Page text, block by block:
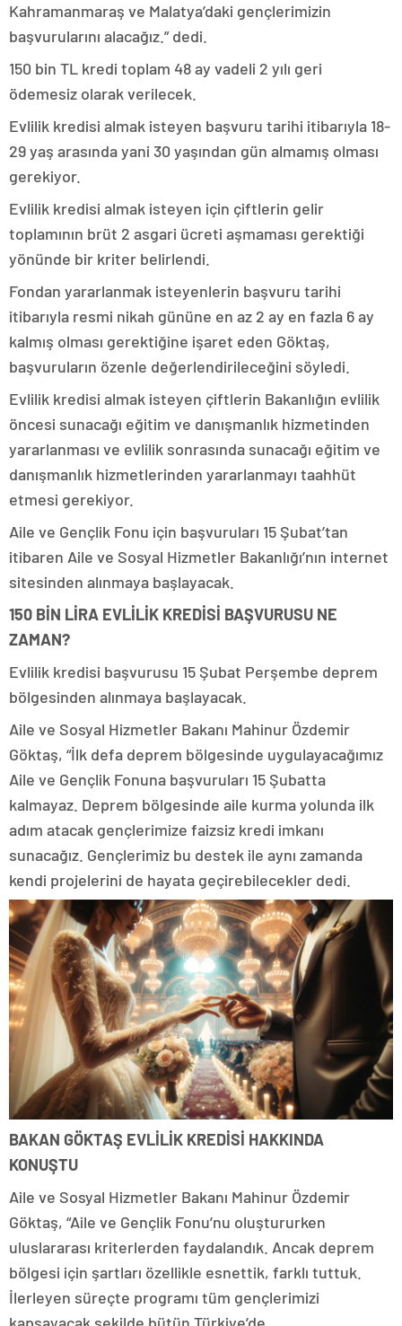
Kahramanmaraş ve Malatya’daki gençlerimizin
başvurularını alacağız.” dedi.
150 bin TL kredi toplam 48 ay vadeli 2 yılı geri
ödemesiz olarak verilecek.
Evlilik kredisi almak isteyen başvuru tarihi itibarıyla 18-
29 yaş arasında yani 30 yaşından gün almamış olması
gerekiyor.
Evlilik kredisi almak isteyen için çiftlerin gelir
toplamının brüt 2 asgari ücreti aşmaması gerektiği
yönünde bir kriter belirlendi.
Fondan yararlanmak isteyenlerin başvuru tarihi
itibarıyla resmi nikah gününe en az 2 ay en fazla 6 ay
kalmış olması gerektiğine işaret eden Göktaş,
başvuruların özenle değerlendirileceğini söyledi.
Evlilik kredisi almak isteyen çiftlerin Bakanlığın evlilik
öncesi sunacağı eğitim ve danışmanlık hizmetinden
yararlanması ve evlilik sonrasında sunacağı eğitim ve
danışmanlık hizmetlerinden yararlanmayı taahhüt
etmesi gerekiyor.
Aile ve Gençlik Fonu için başvuruları 15 Şubat’tan
itibaren Aile ve Sosyal Hizmetler Bakanlığı’nın internet
sitesinden alınmaya başlayacak.
150 BİN LİRA EVLİLİK KREDİSİ BAŞVURUSU NE
ZAMAN?
Evlilik kredisi başvurusu 15 Şubat Perşembe deprem
bölgesinden alınmaya başlayacak.
Aile ve Sosyal Hizmetler Bakanı Mahinur Özdemir
Göktaş, “İlk defa deprem bölgesinde uygulayacağımız
Aile ve Gençlik Fonuna başvuruları 15 Şubatta
kalmayaz. Deprem bölgesinde aile kurma yolunda ilk
adım atacak gençlerimize faizsiz kredi imkanı
sunacağız. Gençlerimiz bu destek ile aynı zamanda
kendi projelerini de hayata geçirebilecekler dedi.
BAKAN GÖKTAŞ EVLİLİK KREDİSİ HAKKINDA
KONUŞTU
Aile ve Sosyal Hizmetler Bakanı Mahinur Özdemir
Göktaş, “Aile ve Gençlik Fonu’nu oluştururken
uluslararası kriterlerden faydalandık. Ancak deprem
bölgesi için şartları özellikle esnettik, farklı tuttuk.
İlerleyen süreçte programı tüm gençlerimizi